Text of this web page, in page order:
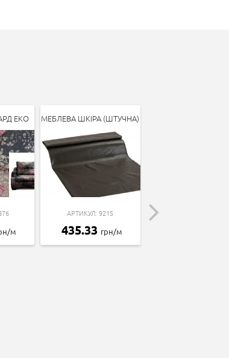
ЕКО
м
МЕБЛЕВА ШКІРА (ШТУЧНА)
АРТИКУЛ: 9215
435.33 грн/м